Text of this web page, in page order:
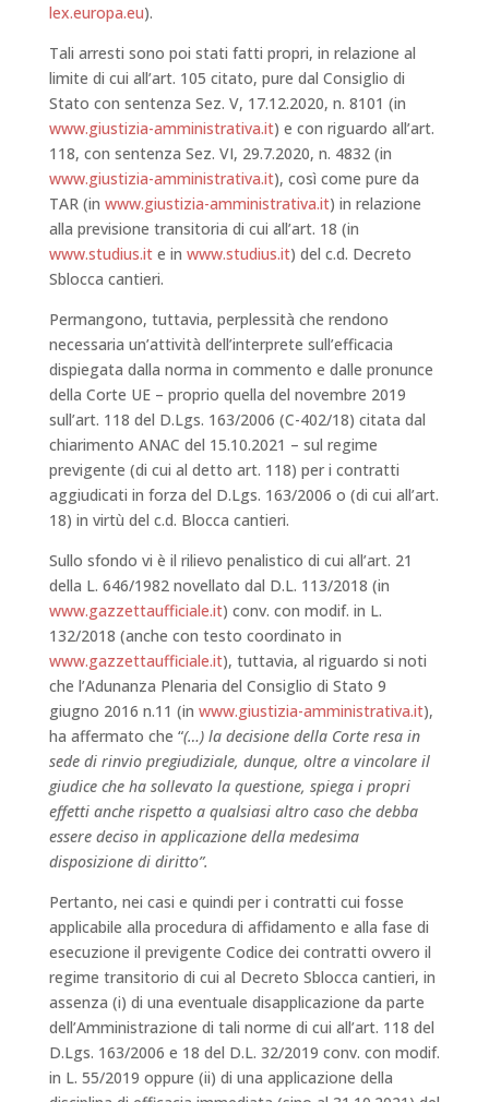
lex.europa.eu).
Tali arresti sono poi stati fatti propri, in relazione al
limite di cui all’art. 105 citato, pure dal Consiglio di
Stato con sentenza Sez. V, 17.12.2020, n. 8101 (in
www.giustizia-amministrativa.it) e con riguardo all’art.
118, con sentenza Sez. VI, 29.7.2020, n. 4832 (in
www.giustizia-amministrativa.it), così come pure da
TAR (in www.giustizia-amministrativa.it) in relazione
alla previsione transitoria di cui all’art. 18 (in
www.studius.ite in www.studius.it) del c.d. Decreto
Sblocca cantieri.
Permangono, tuttavia, perplessità che rendono
necessaria un’attività dell’interprete sull’efficacia
dispiegata dalla norma in commento e dalle pronunce
della Corte UE – proprio quella del novembre 2019
sull’art. 118 del D.Lgs. 163/2006 (C-402/18) citata dal
chiarimento ANAC del 15.10.2021 – sul regime
previgente (di cui al detto art. 118) per i contratti
aggiudicati in forza del D.Lgs. 163/2006 o (di cui all’art.
18) in virtù del c.d. Blocca cantieri.
Sullo sfondo vi è il rilievo penalistico di cui all’art. 21
della L. 646/1982 novellato dal D.L. 113/2018 (in
www.gazzettaufficiale.it) conv. con modif. in L.
132/2018 (anche con testo coordinato in
www.gazzettaufficiale.it), tuttavia, al riguardo si noti
che l’Adunanza Plenaria del Consiglio di Stato 9
giugno 2016 n.11 (in www.giustizia-amministrativa.it),
ha affermato che “(…) la decisione della Corte resa in
sede di rinvio pregiudiziale, dunque, oltre a vincolare il
giudice che ha sollevato la questione, spiega i propri
effetti anche rispetto a qualsiasi altro caso che debba
essere deciso in applicazione della medesima
disposizione di diritto”.
Pertanto, nei casi e quindi per i contratti cui fosse
applicabile alla procedura di affidamento e alla fase di
esecuzione il previgente Codice dei contratti ovvero il
regime transitorio di cui al Decreto Sblocca cantieri, in
assenza (i) di una eventuale disapplicazione da parte
dell’Amministrazione di tali norme di cui all’art. 118 del
D.Lgs. 163/2006 e 18 del D.L. 32/2019 conv. con modif.
in L. 55/2019 oppure (ii) di una applicazione della